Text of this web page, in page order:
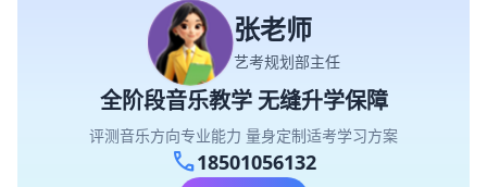
张老师
艺考规划部主任
全阶段音乐教学 无缝升学保障
评测音乐方向专业能力 量身定制适考学习方案
call18501056132